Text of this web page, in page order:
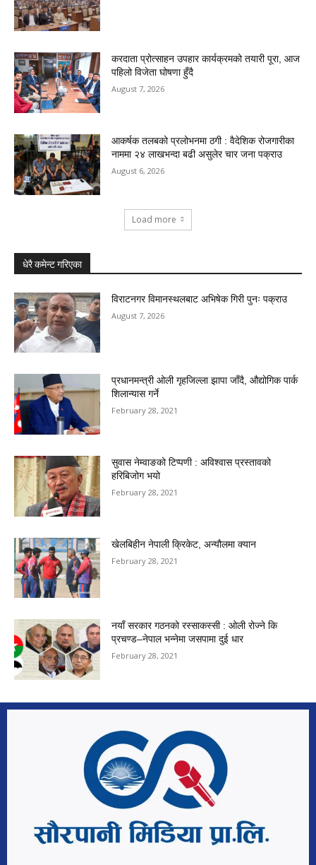
करदाता प्रोत्साहन उपहार कार्यक्रमको तयारी पूरा, आज
पहिलो विजेता घोषणा हुँदै
August 7, 2026
आकर्षक तलबको प्रलोभनमा ठगी : वैदेशिक रोजगारीका
नाममा २४ लाखभन्दा बढी असुलेर चार जना पक्राउ
August 6, 2026
Load more
धेरै कमेन्ट गरिएका
विराटनगर विमानस्थलबाट अभिषेक गिरी पुनः पक्राउ
August 7, 2026
प्रधानमन्त्री ओली गृहजिल्ला झापा जाँदै, औद्योगिक पार्क
शिलान्यास गर्ने
February 28, 2021
सुवास नेम्वाङको टिप्पणी : अविश्वास प्रस्तावको
हरिबिजोग भयो
February 28, 2021
खेलबिहीन नेपाली क्रिकेट, अन्यौलमा क्यान
February 28, 2021
नयाँ सरकार गठनको रस्साकस्सी : ओली रोज्ने कि
प्रचण्ड–नेपाल भन्नेमा जसपामा दुई धार
February 28, 2021